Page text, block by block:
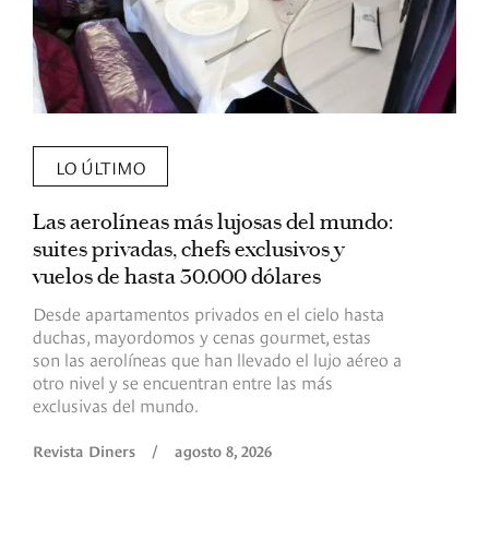
LO ÚLTIMO
Las aerolíneas más lujosas del mundo:
suites privadas, chefs exclusivos y
vuelos de hasta 30.000 dólares
Desde apartamentos privados en el cielo hasta
duchas, mayordomos y cenas gourmet, estas
son las aerolíneas que han llevado el lujo aéreo a
otro nivel y se encuentran entre las más
exclusivas del mundo.
Revista Diners / agosto 8, 2026